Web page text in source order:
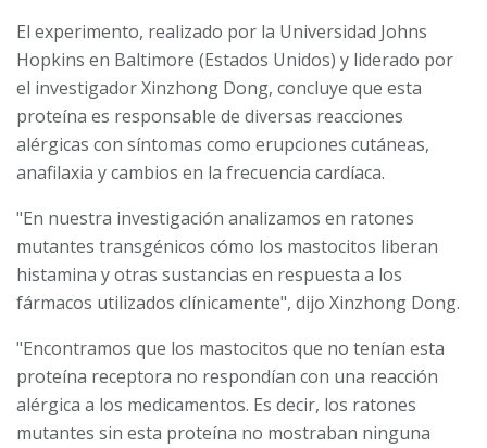
El experimento, realizado por la Universidad Johns
Hopkins en Baltimore (Estados Unidos) y liderado por
el investigador Xinzhong Dong, concluye que esta
proteína es responsable de diversas reacciones
alérgicas con síntomas como erupciones cutáneas,
anafilaxia y cambios en la frecuencia cardíaca.
"En nuestra investigación analizamos en ratones
mutantes transgénicos cómo los mastocitos liberan
histamina y otras sustancias en respuesta a los
fármacos utilizados clínicamente", dijo Xinzhong Dong.
"Encontramos que los mastocitos que no tenían esta
proteína receptora no respondían con una reacción
alérgica a los medicamentos. Es decir, los ratones
mutantes sin esta proteína no mostraban ninguna